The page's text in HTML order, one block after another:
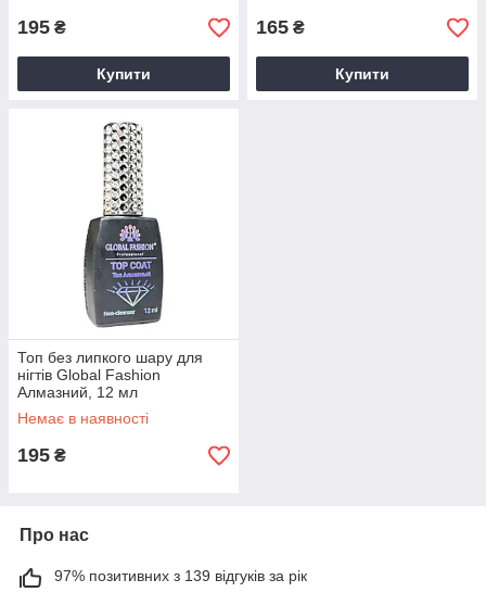
195 ₴
Купити
165 ₴
Купити
Топ без липкого шару для
нігтів Global Fashion
Алмазний, 12 мл
Немає в наявності
195 ₴
Про нас
97% позитивних з 139 відгуків за рік